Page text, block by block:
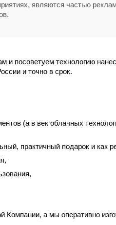
являются частью
посоветуем технологию
и точно в срок.
(а в век облачных
практичный подарок и как
а мы оперативно